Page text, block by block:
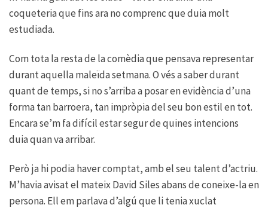
coqueteria que fins ara no comprenc que duia molt
estudiada.
Com tota la resta de la comèdia que pensava representar
durant aquella maleïda setmana. O vés a saber durant
quant de temps, si no s’arriba a posar en evidència d’una
forma tan barroera, tan impròpia del seu bon estil en tot.
Encara se’m fa difícil estar segur de quines intencions
duia quan va arribar.
Però ja hi podia haver comptat, amb el seu talent d’actriu.
M’havia avisat el mateix David Siles abans de coneixe-la en
persona. Ell em parlava d’algú que li tenia xuclat